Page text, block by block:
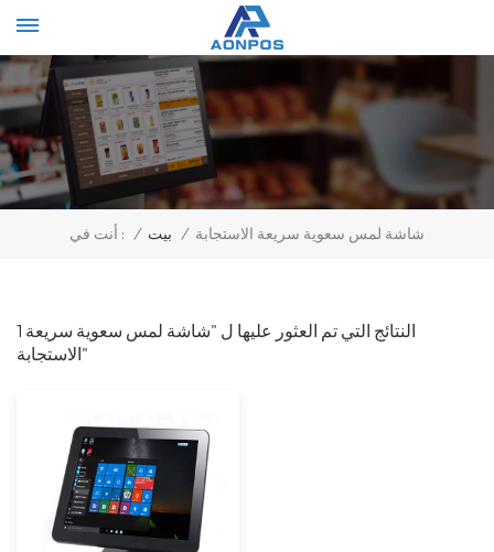
أنت في : / بيت / شاشة لمس سعوية سريعة الاستجابة
1 النتائج التي تم العثور عليها ل "شاشة لمس سعوية سريعة
الاستجابة"